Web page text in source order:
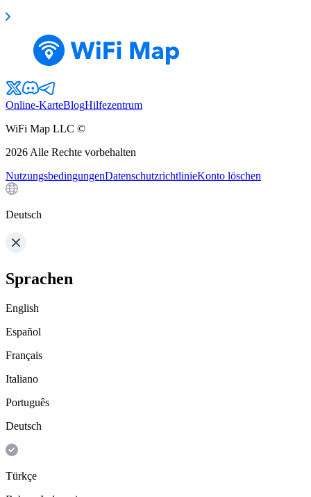
Online-KarteBlogHilfezentrum
WiFi Map LLC ©
2026 Alle Rechte vorbehalten
NutzungsbedingungenDatenschutzrichtlinieKonto löschen
Deutsch
Sprachen
English
Español
Français
Italiano
Português
Deutsch
Türkçe